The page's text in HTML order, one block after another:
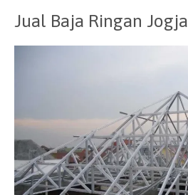
Jual Baja Ringan Jogja